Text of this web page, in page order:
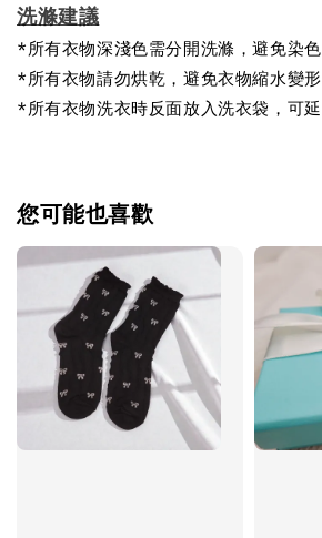
洗滌建議
*所有衣物深淺色需分開洗滌，避免染色
*所有衣物請勿烘乾，避免衣物縮水變形
*所有衣物洗衣時反面放入洗衣袋，可延
您可能也喜歡